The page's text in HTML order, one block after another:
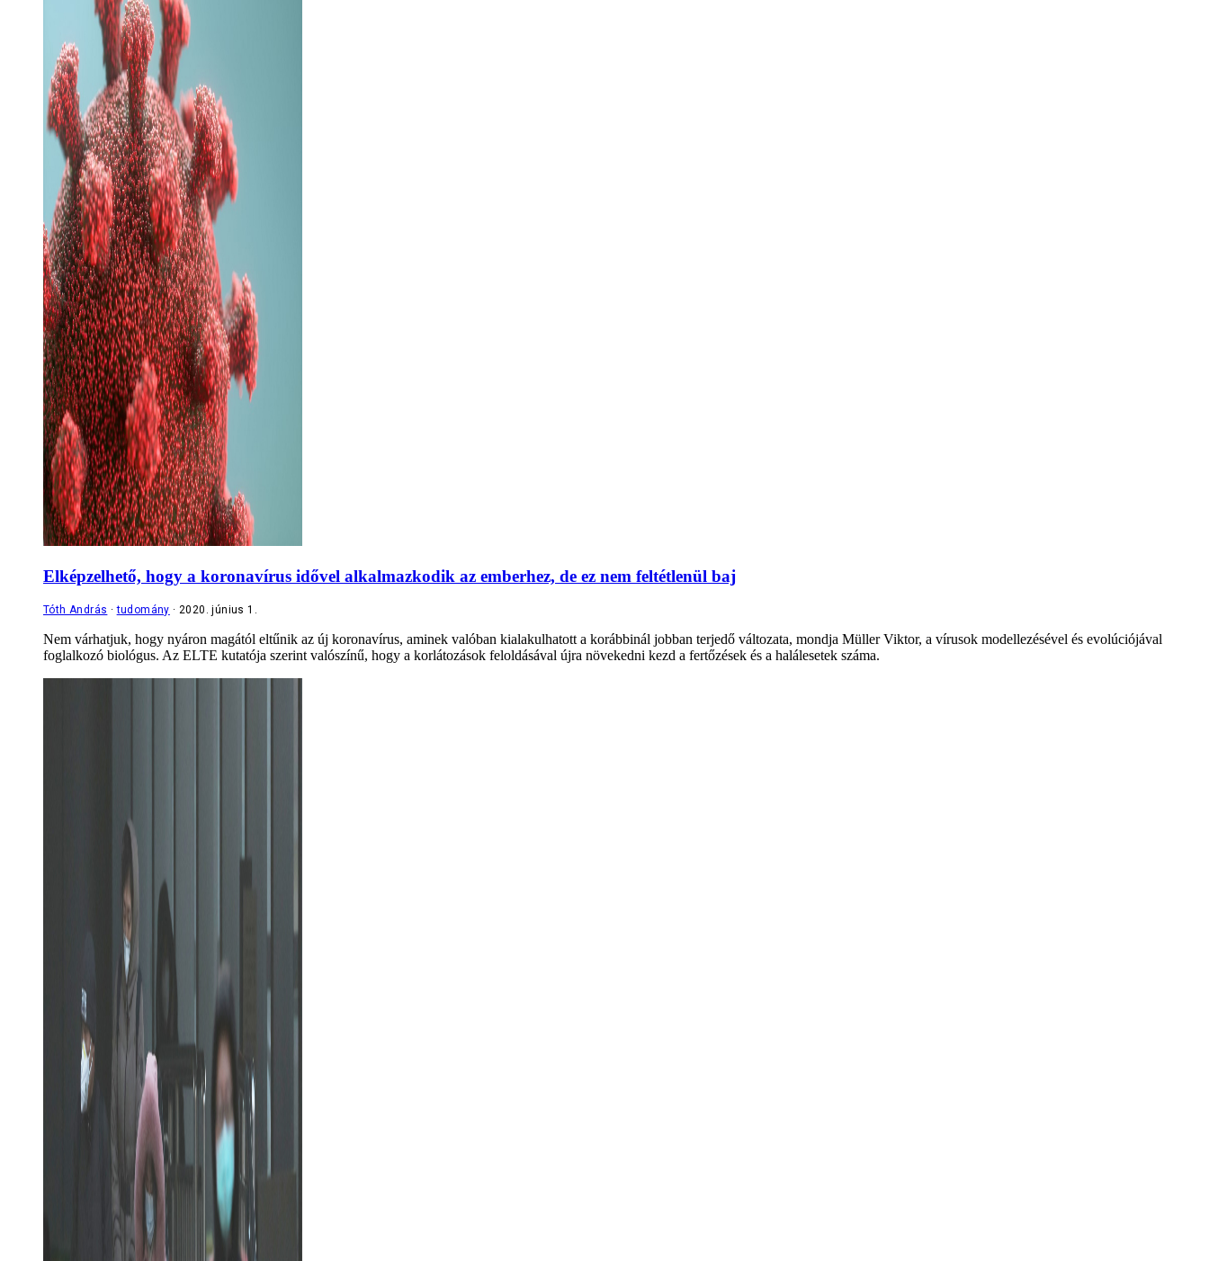
Elképzelhető, hogy a koronavírus idővel alkalmazkodik az emberhez, de ez nem feltétlenül baj
Tóth András tudomány 2020. június 1.
Nem várhatjuk, hogy nyáron magától eltűnik az új koronavírus, aminek valóban kialakulhatott a korábbinál jobban terjedő változata, mondja Müller Viktor, a vírusok modellezésével és evolúciójával
foglalkozó biológus. Az ELTE kutatója szerint valószínű, hogy a korlátozások feloldásával újra növekedni kezd a fertőzések és a halálesetek száma.